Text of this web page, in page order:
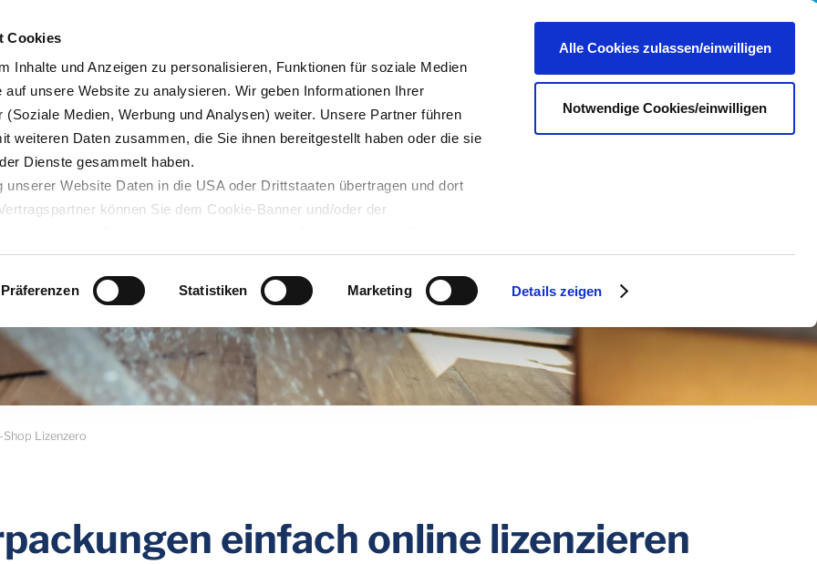
Cookies
Inhalte und Anzeigen zu personalisieren, Funktionen für soziale Medien
auf unsere Website zu analysieren. Wir geben Informationen Ihrer
(Soziale Medien, Werbung und Analysen) weiter. Unsere Partner führen
weiteren Daten zusammen, die Sie ihnen bereitgestellt haben oder die sie
Dienste gesammelt haben.
unserer Website Daten in die USA oder Drittstaaten übertragen und dort
können Sie dem Cookie-Banner und/oder der
ein. Erst wenn Sie Buttons anklicken, werden Bilder und andere Daten
Ihre IP-Adresse wird dabei an externe Server übertragen. Über den
können Sie sich auf deren Seiten informieren. Wir speichern Ihre
unterdatenschutz@interzero.dejederzeit widerrufen. Näheres dazu
Präferenzen Statistiken Marketing Details zeigen
Alle Cookies zulassen/einwilligen
Notwendige Cookies/einwilligen
Portale & Shops
Blog Servicedesk
Shop Lizenzero
einfach online lizenzieren